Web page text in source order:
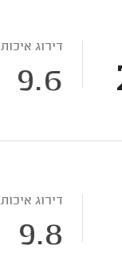
דירוג איכות
9.6
דירוג איכות
9.8